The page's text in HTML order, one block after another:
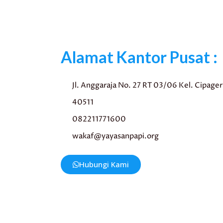
Alamat Kantor Pusat :
Jl. Anggaraja No. 27 RT 03/06 Kel.
40511
082211771600
wakaf@yayasanpapi.org
Hubungi Kami